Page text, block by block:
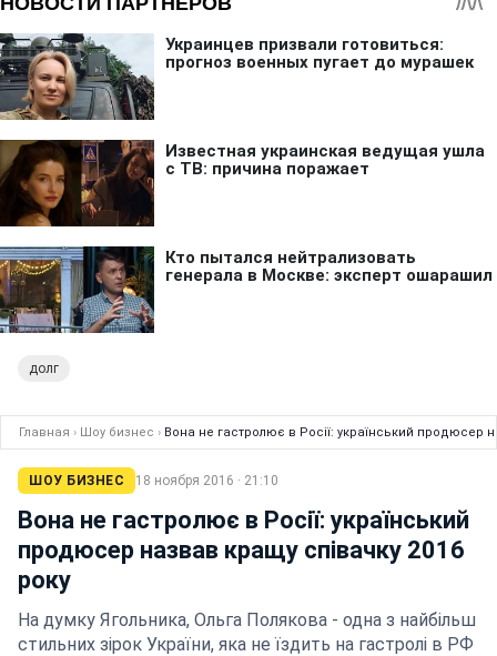
долг
Главная › Шоу бизнес › Вона не гастролює в Росії: український продюсер
ШОУ БИЗНЕС 18 ноября 2016 · 21:10
Вона не гастролює в Росії: український
продюсер назвав кращу співачку 2016
року
На думку Ягольника, Ольга Полякова - одна з найбільш
стильних зірок України, яка не їздить на гастролі в РФ